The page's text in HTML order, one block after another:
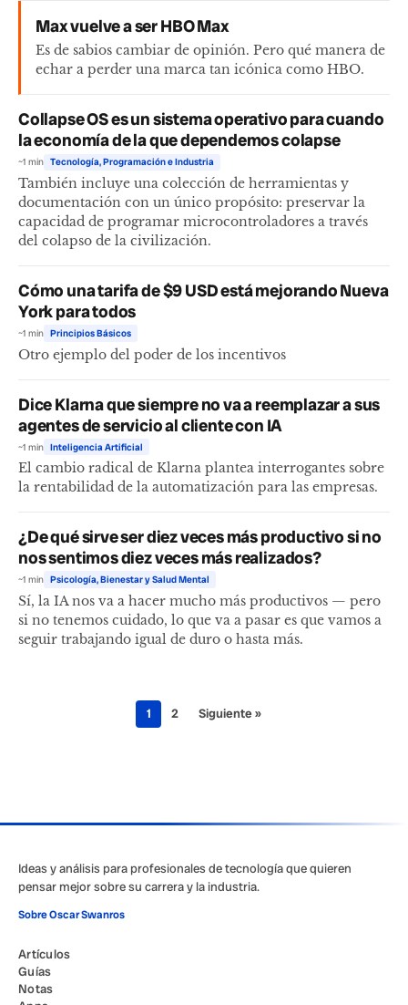
Max vuelve a ser HBO Max
Es de sabios cambiar de opinión. Pero qué manera de
echar a perder una marca tan icónica como HBO.
Collapse OS es un sistema operativo para cuando
la economía de la que dependemos colapse
~1 min Tecnología, Programación e Industria
También incluye una colección de herramientas y
documentación con un único propósito: preservar la
capacidad de programar microcontroladores a través
del colapso de la civilización.
Cómo una tarifa de $9 USD está mejorando Nueva
York para todos
~1 min Principios Básicos
Otro ejemplo del poder de los incentivos
Dice Klarna que siempre no va a reemplazar a sus
agentes de servicio al cliente con IA
~1 min Inteligencia Artificial
El cambio radical de Klarna plantea interrogantes sobre
la rentabilidad de la automatización para las empresas.
¿De qué sirve ser diez veces más productivo si no
nos sentimos diez veces más realizados?
~1 min Psicología, Bienestar y Salud Mental
Sí, la IA nos va a hacer mucho más productivos — pero
si no tenemos cuidado, lo que va a pasar es que vamos a
seguir trabajando igual de duro o hasta más.
1 2 Siguiente »
Ideas y análisis para profesionales de tecnología que quieren
pensar mejor sobre su carrera y la industria.
Sobre Oscar Swanros
Artículos
Guías
Notas